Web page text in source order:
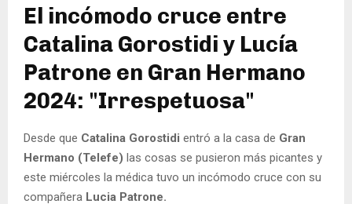
El incómodo cruce entre
Catalina Gorostidi y Lucía
Patrone en Gran Hermano
2024: "Irrespetuosa"
Desde que Catalina Gorostidi entró a la casa de Gran
Hermano (Telefe) las cosas se pusieron más picantes y
este miércoles la médica tuvo un incómodo cruce con su
compañera Lucia Patrone.